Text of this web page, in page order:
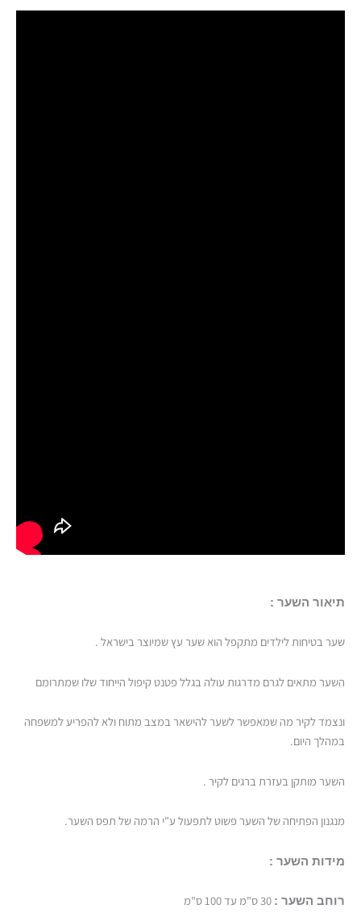
תיאור השער :
שער בטיחות לילדים מתקפל הוא שער עץ שמיוצר בישראל .
השער מתאים לגרם מדרגות עולה בגלל פטנט קיפול הייחוד שלו שמתרומם
ונצמד לקיר מה שמאפשר לשער להישאר במצב מתוח ולא להפריע למשפחה
במהלך היום.
השער מותקן בעזרת ברגים לקיר .
מנגנון הפתיחה של השער פשוט לתפעול ע"י הרמה של תפס השער.
מידות השער :
רוחב השער :